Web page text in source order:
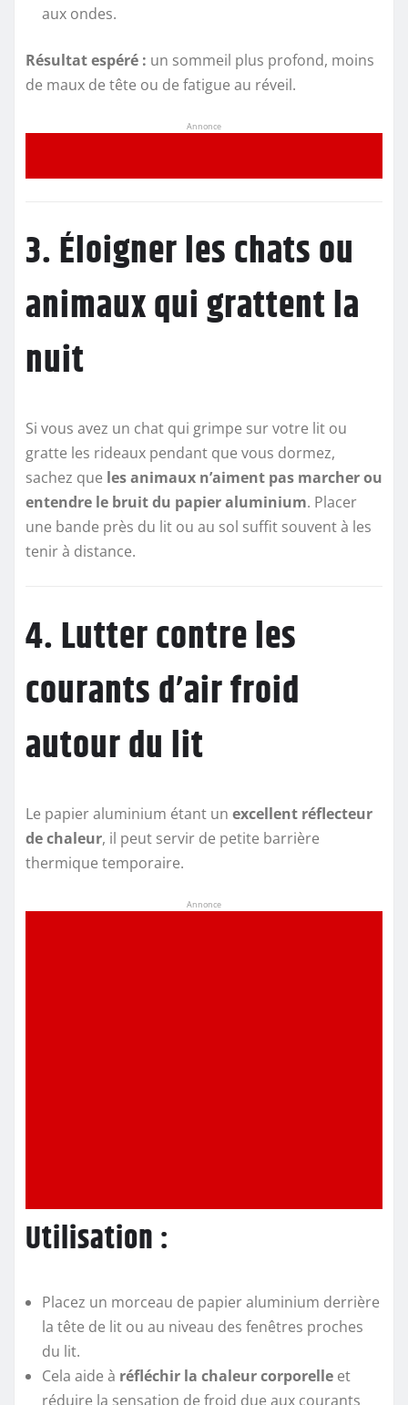
aux ondes.
Résultat espéré : un sommeil plus profond, moins
de maux de tête ou de fatigue au réveil.
Annonce
3. Éloigner les chats ou
animaux qui grattent la
nuit
Si vous avez un chat qui grimpe sur votre lit ou
gratte les rideaux pendant que vous dormez,
sachez que les animaux n’aiment pas marcher ou
entendre le bruit du papier aluminium. Placer
une bande près du lit ou au sol suffit souvent à les
tenir à distance.
4. Lutter contre les
courants d’air froid
autour du lit
Le papier aluminium étant un excellent réflecteur
de chaleur, il peut servir de petite barrière
thermique temporaire.
Annonce
Utilisation :
Placez un morceau de papier aluminium derrière
la tête de lit ou au niveau des fenêtres proches
du lit.
Cela aide à réfléchir la chaleur corporelle et
réduire la sensation de froid due aux courants